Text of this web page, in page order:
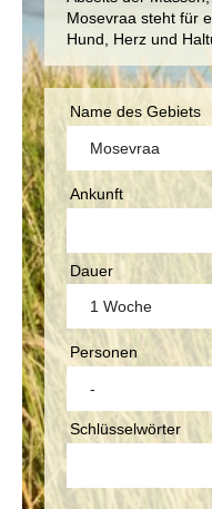
Mosevraa steht für
Hund, Herz und
Name des Gebiets
Ankunft
Dauer
Personen
Schlüsselwörter